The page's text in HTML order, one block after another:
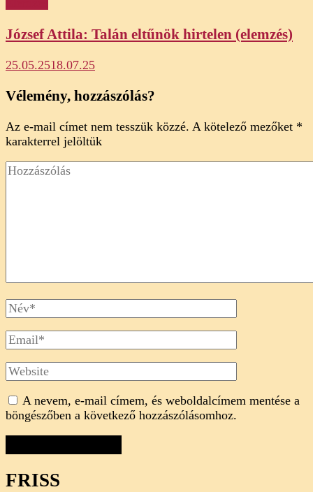
József Attila: Talán eltűnök hirtelen (elemzés)
25.05.2518.07.25
Vélemény, hozzászólás?
Az e-mail címet nem tesszük közzé. A kötelező mezőket *
karakterrel jelöltük
Hozzászólás
Full
Name
Email
Website
A nevem, e-mail címem, és weboldalcímem mentése a
böngészőben a következő hozzászólásomhoz.
FRISS